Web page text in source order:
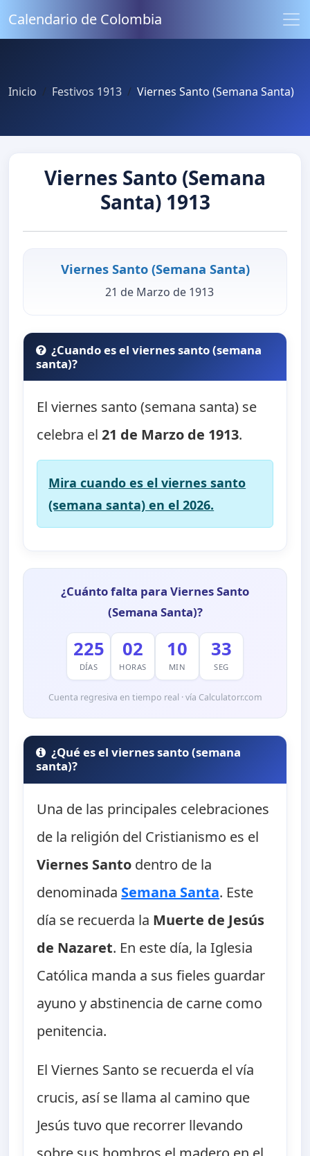
Calendario de Colombia
Inicio Festivos 1913 Viernes Santo (Semana Santa)
Viernes Santo (Semana
Santa) 1913
Viernes Santo (Semana Santa)
21 de Marzo de 1913
¿Cuando es el viernes santo (semana
santa)?
El viernes santo (semana santa) se
celebra el21 de Marzo de 1913.
Mira cuando es el viernes santo
(semana santa) en el 2026.
¿Cuánto falta para Viernes Santo
(Semana Santa)?
225
DÍAS
02
HORAS
10
MIN
32
SEG
Cuenta regresiva en tiempo real · vía Calculatorr.com
¿Qué es el viernes santo (semana
santa)?
Una de las principales celebraciones
de la religión del Cristianismo es el
Viernes Santo dentro de la
denominada Semana Santa. Este
día se recuerda la Muerte de Jesús
de Nazaret. En este día, la Iglesia
Católica manda a sus fieles guardar
ayuno y abstinencia de carne como
penitencia.
El Viernes Santo se recuerda el vía
crucis, así se llama al camino que
Jesús tuvo que recorrer llevando